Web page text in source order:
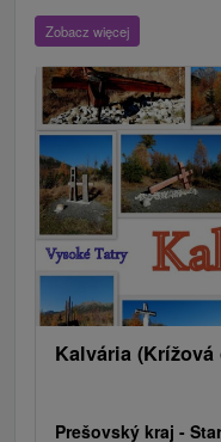
Wieże obserwacyjne i chodniki
Escaperoom
Ogrody botaniczne
Parki
Loty widokowe i rejsy
Jeziora, jeziora, zbiorniki wodne
Wodospady
Kościoły
Túry a turistické chodníky
Miejsca sakralne
Rafting,
Ośrodek narciarski
Pola
Amfiteatry i kina w przyrodzie
Zobacz więcej
Kalvária
Prešovský kraj -